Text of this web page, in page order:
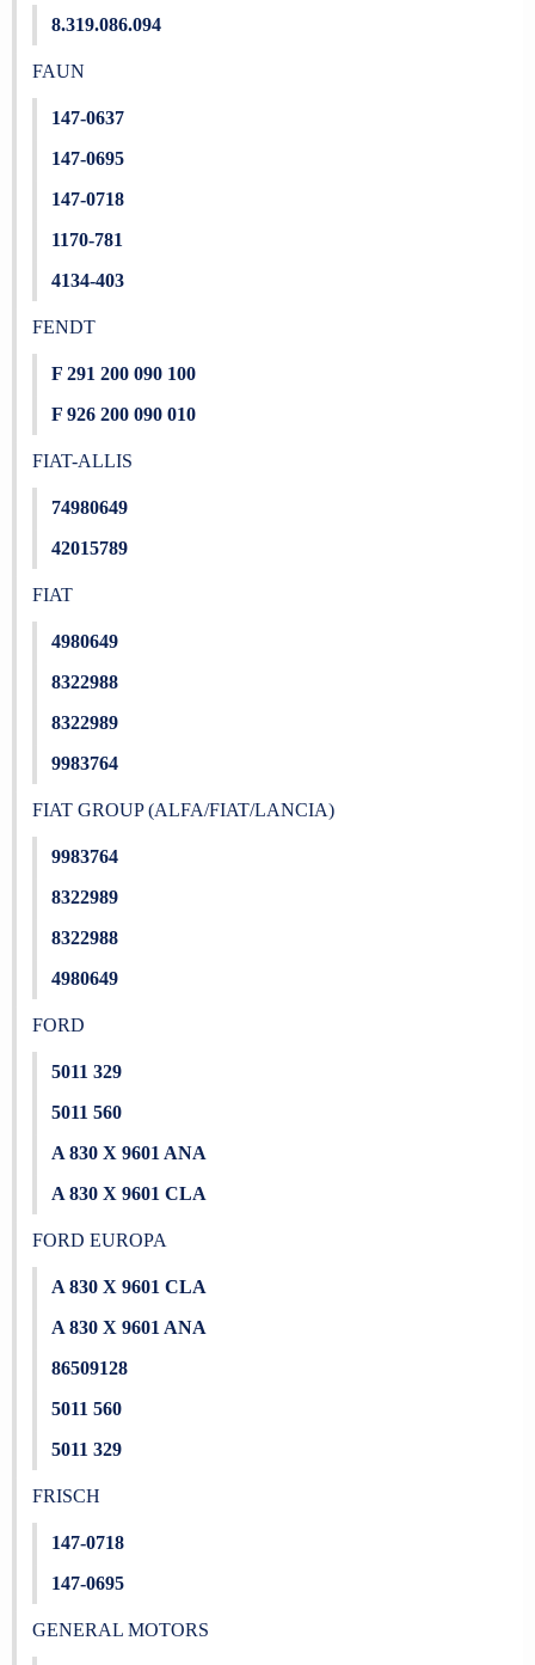
8.319.086.094
FAUN
147-0637
147-0695
147-0718
1170-781
4134-403
FENDT
F 291 200 090 100
F 926 200 090 010
FIAT-ALLIS
74980649
42015789
FIAT
4980649
8322988
8322989
9983764
FIAT GROUP (ALFA/FIAT/LANCIA)
9983764
8322989
8322988
4980649
FORD
5011 329
5011 560
A 830 X 9601 ANA
A 830 X 9601 CLA
FORD EUROPA
A 830 X 9601 CLA
A 830 X 9601 ANA
86509128
5011 560
5011 329
FRISCH
147-0718
147-0695
GENERAL MOTORS